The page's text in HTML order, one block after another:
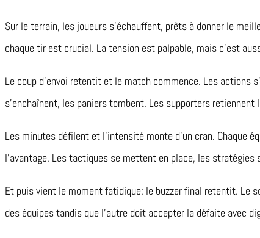
Sur le terrain, les joueurs s’échauffent, prêts à donner le
chaque tir est crucial. La tension est palpable, mais c’est
Le coup d’envoi retentit et le match commence. Les actions
s’enchaînent, les paniers tombent. Les supporters
Les minutes défilent et l’intensité monte d’un cran. Chaque
l’avantage. Les tactiques se mettent en place, les stratégies
Et puis vient le moment fatidique: le buzzer final retentit. Le
des équipes tandis que l’autre doit accepter la défaite avec